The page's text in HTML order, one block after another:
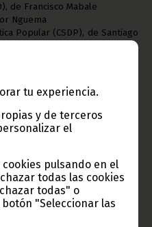
tu experiencia.
y de terceros
el
pulsando en el
todas las cookies
todas" o
"Seleccionar las
de Francisco Mabale
Nguema
Popular (CSDP), de Santiago
(ADP) de Francisco Olo
presentan candidaturas para
de 300 millones de
euros), al margen de las
por los militantes de cada